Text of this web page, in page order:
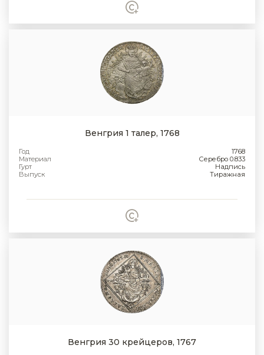
Венгрия 1 талер, 1768
Год
1768
Материал
Серебро 0.833
Гурт
Надпись
Выпуск
Тиражная
Венгрия 30 крейцеров, 1767